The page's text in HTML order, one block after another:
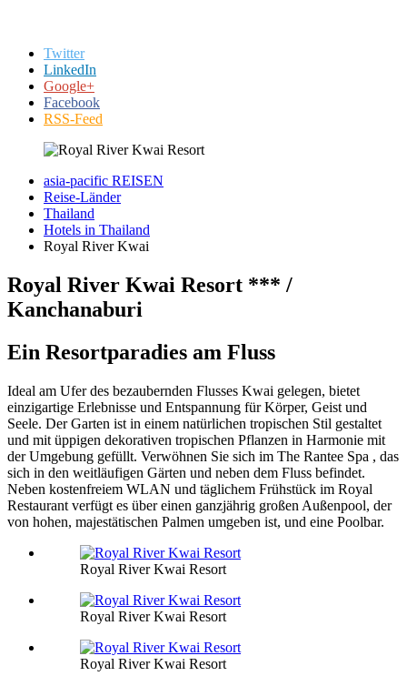
Twitter
LinkedIn
Google+
Facebook
RSS-Feed
asia-pacific REISEN
Reise-Länder
Thailand
Hotels in Thailand
Royal River Kwai
Royal River Kwai Resort *** /
Kanchanaburi
Ein Resortparadies am Fluss
Ideal am Ufer des bezaubernden Flusses Kwai gelegen, bietet
einzigartige Erlebnisse und Entspannung für Körper, Geist und
Seele. Der Garten ist in einem natürlichen tropischen Stil gestaltet
und mit üppigen dekorativen tropischen Pflanzen in Harmonie mit
der Umgebung gefüllt. Verwöhnen Sie sich im The Rantee Spa , das
sich in den weitläufigen Gärten und neben dem Fluss befindet.
Neben kostenfreiem WLAN und täglichem Frühstück im Royal
Restaurant verfügt es über einen ganzjährig großen Außenpool, der
von hohen, majestätischen Palmen umgeben ist, und eine Poolbar.
Royal River Kwai Resort
Royal River Kwai Resort
Royal River Kwai Resort